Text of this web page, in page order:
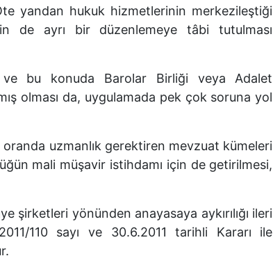
yandan hukuk hizmetlerinin merkezileştiği
de ayrı bir düzenlemeye tâbi tutulması
ve bu konuda Barolar Birliği veya Adalet
olması da, uygulamada pek çok soruna yol
oranda uzmanlık gerektiren mevzuat kümeleri
mali müşavir istihdamı için de getirilmesi,
şirketleri yönünden anayasaya aykırılığı ileri
110 sayı ve 30.6.2011 tarihli Kararı ile